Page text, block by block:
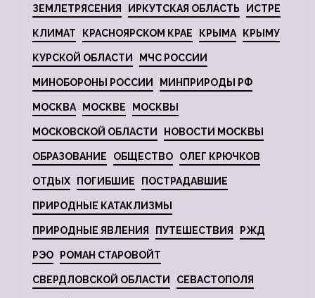
ЗЕМЛЕТРЯСЕНИЯ ИРКУТСКАЯ ОБЛАСТЬ ИСТРЕ
КЛИМАТ КРАСНОЯРСКОМ КРАЕ КРЫМА КРЫМУ
КУРСКОЙ ОБЛАСТИ МЧС РОССИИ
МИНОБОРОНЫ РОССИИ МИНПРИРОДЫ РФ
МОСКВА МОСКВЕ МОСКВЫ
МОСКОВСКОЙ ОБЛАСТИ НОВОСТИ МОСКВЫ
ОБРАЗОВАНИЕ ОБЩЕСТВО ОЛЕГ КРЮЧКОВ
ОТДЫХ ПОГИБШИЕ ПОСТРАДАВШИЕ
ПРИРОДНЫЕ КАТАКЛИЗМЫ
ПРИРОДНЫЕ ЯВЛЕНИЯ ПУТЕШЕСТВИЯ РЖД
РЭО РОМАН СТАРОВОЙТ
СВЕРДЛОВСКОЙ ОБЛАСТИ СЕВАСТОПОЛЯ